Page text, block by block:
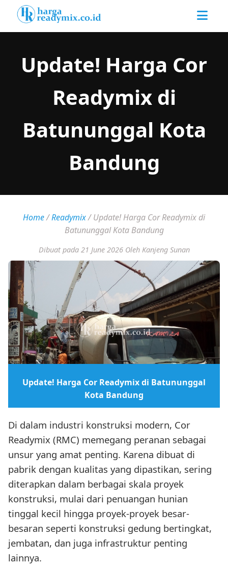
Update! Harga Cor
Readymix di
Batununggal Kota
Bandung
Home/Readymix/Update! Harga Cor Readymix di
Batununggal Kota Bandung
Dibuat pada 21 June 2026 Oleh Kanjeng Sunan
Update! Harga Cor Readymix di Batununggal
Kota Bandung
Di dalam industri konstruksi modern, Cor
Readymix (RMC) memegang peranan sebagai
unsur yang amat penting. Karena dibuat di
pabrik dengan kualitas yang dipastikan, sering
diterapkan dalam berbagai skala proyek
konstruksi, mulai dari penuangan hunian
tinggal kecil hingga proyek-proyek besar-
besaran seperti konstruksi gedung bertingkat,
jembatan, dan juga infrastruktur penting
lainnya.